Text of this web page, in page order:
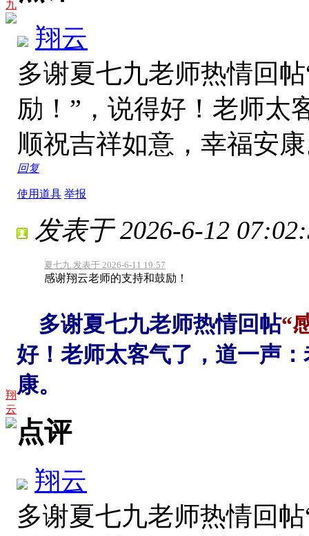
九
翔云
多谢夏七九老师热情回
励！”，说得好！老师太
顺祝吉祥如意，幸福安
回复
使用道具 举报
翔
云
发表于 2026-6-12
夏七九 发表于 2026-6-11 19:57
感谢翔云老师的支持和鼓励！
多谢夏七九老师热情回帖“
好！老师太客气了，道一声
康。
点评
翔云
多谢夏七九老师热情回